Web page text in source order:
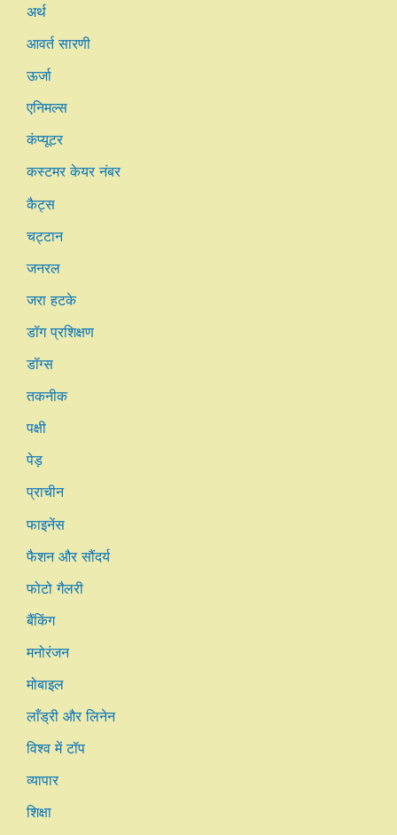
अर्थ
आवर्त सारणी
ऊर्जा
एनिमल्स
कंप्यूटर
कस्टमर केयर नंबर
कैट्स
चट्टान
जनरल
जरा हटके
डॉग प्रशिक्षण
डॉग्स
तकनीक
पक्षी
पेड़
प्राचीन
फाइनेंस
फैशन और सौंदर्य
फोटो गैलरी
बैंकिंग
मनोरंजन
मोबाइल
लाँड्री और लिनेन
विश्व में टॉप
व्यापार
शिक्षा